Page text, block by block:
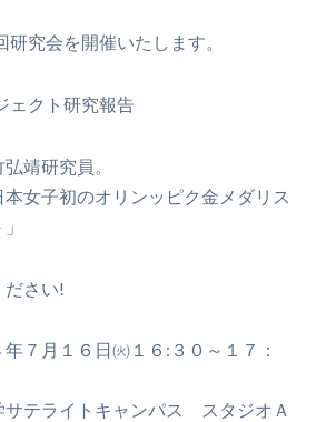
研究会を開催いたします。
ェクト研究報告
靖研究員。
女子初のオリンッピク金メダリス
ださい!
７月１６日㈫１６:３０～１７：
サテライトキャンパス スタジオＡ